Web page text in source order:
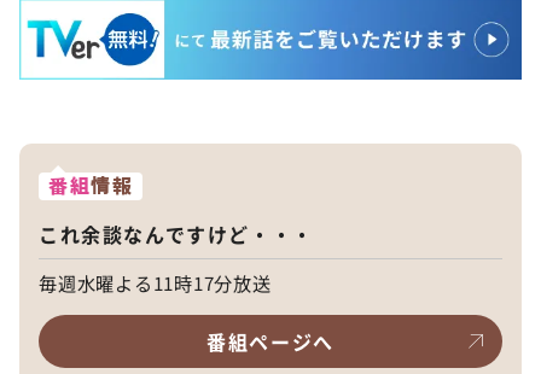
番組情報
これ余談なんですけど・・・
毎週水曜よる11時17分放送
番組ページへ